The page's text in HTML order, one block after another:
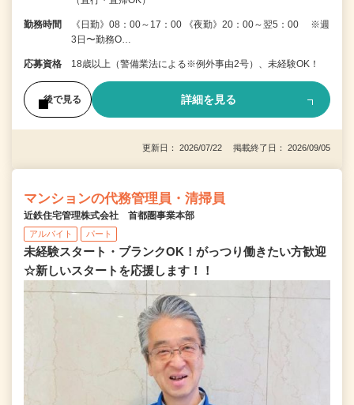
勤務時間
《日勤》08：00～17：00 《夜勤》20：00～翌5：00 ※週
3日〜勤務O…
応募資格 18歳以上（警備業法による※例外事由2号）、未経験OK！
後で見る 詳細を見る
更新日： 2026/07/22 掲載終了日： 2026/09/05
マンションの代務管理員・清掃員
近鉄住宅管理株式会社 首都圏事業本部
アルバイト パート
未経験スタート・ブランクOK！がっつり働きたい方歓迎
☆新しいスタートを応援します！！